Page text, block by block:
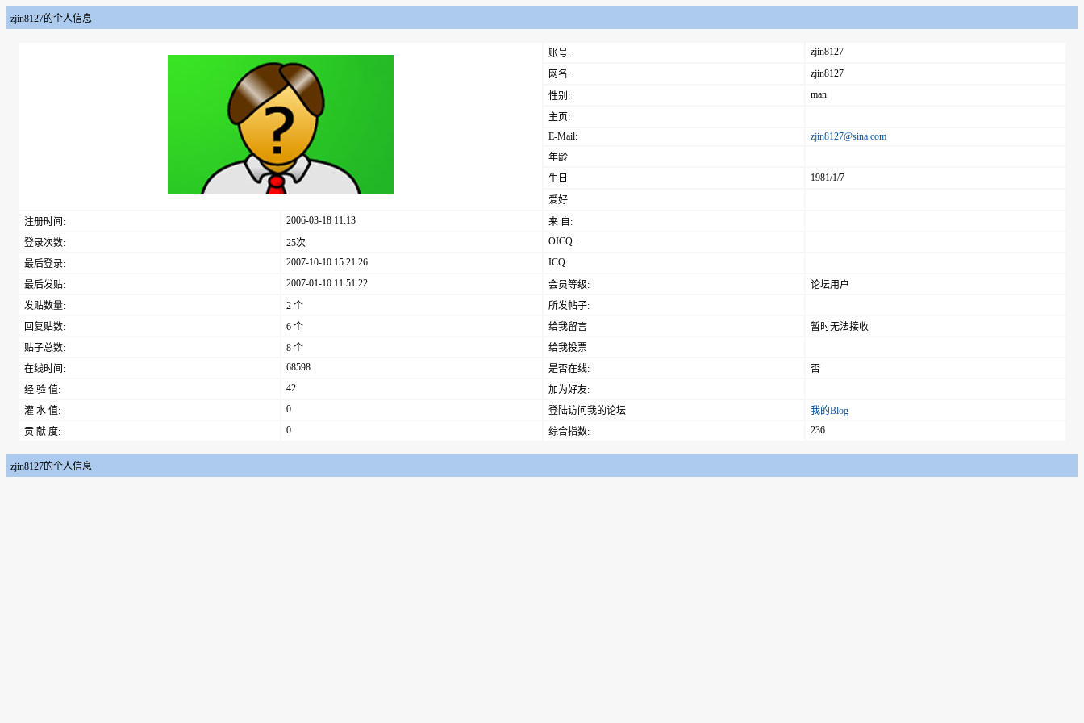
zjin8127的个人信息
账号:
zjin8127
网名:
zjin8127
性别:
man
主页:
E-Mail:
zjin8127@sina.com
年龄
生日
1981/1/7
爱好
注册时间:
2006-03-18 11:13
来 自:
登录次数:
25次
OICQ:
最后登录:
2007-10-10 15:21:26
ICQ:
最后发贴:
2007-01-10 11:51:22 会员等级:
论坛用户
发贴数量:
2 个
所发帖子:
回复贴数:
6 个 给我留言
暂时无法接收
贴子总数:
8 个
给我投票
在线时间:
68598 是否在线:
否
经 验 值:
42
加为好友:
灌 水 值:
0 登陆访问我的论坛
我的Blog
贡 献 度:
0 综合指数: 236
zjin8127的个人信息